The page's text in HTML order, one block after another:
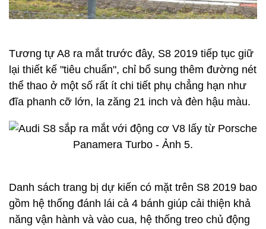
Tương tự A8 ra mắt trước đây, S8 2019 tiếp tục giữ
lại thiết kế "tiêu chuẩn", chỉ bổ sung thêm đường nét
thể thao ở một số rất ít chi tiết phụ chẳng hạn như
đĩa phanh cỡ lớn, la zăng 21 inch và đèn hậu màu.
Danh sách trang bị dự kiến có mặt trên S8 2019 bao
gồm hệ thống đánh lái cả 4 bánh giúp cải thiện khả
năng vận hành và vào cua, hệ thống treo chủ động